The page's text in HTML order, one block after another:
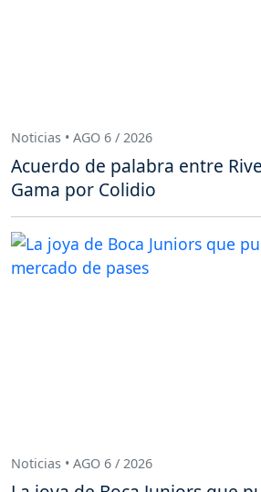
Noticias • AGO 6 / 2026
Acuerdo de palabra entre
Gama por Colidio
Noticias • AGO 6 / 2026